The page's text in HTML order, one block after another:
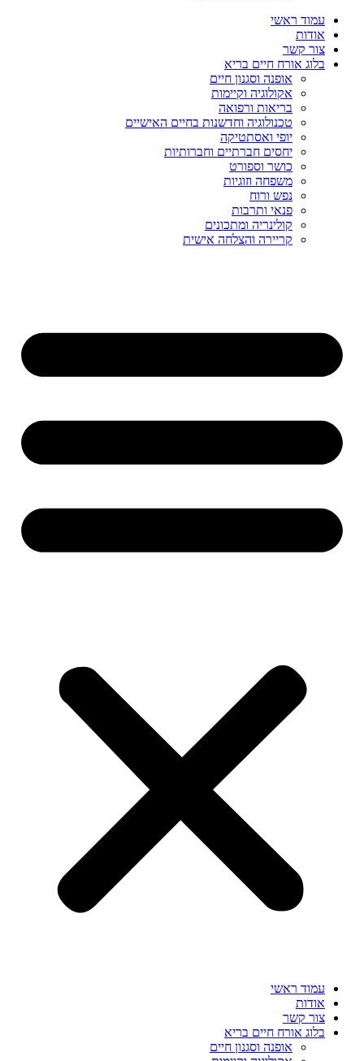
עמוד ראשי
אודות
צור קשר
בלוג אורח חיים בריא
אופנה וסגנון חיים
אקולוגיה וקיימות
בריאות ורפואה
טכנולוגיה וחדשנות בחיים האישיים
יופי ואסתטיקה
יחסים חברתיים וחברותיות
כושר וספורט
משפחה וזוגיות
נפש ורוח
פנאי ותרבות
קולינריה ומתכונים
קריירה והצלחה אישית
עמוד ראשי
אודות
צור קשר
בלוג אורח חיים בריא
אופנה וסגנון חיים